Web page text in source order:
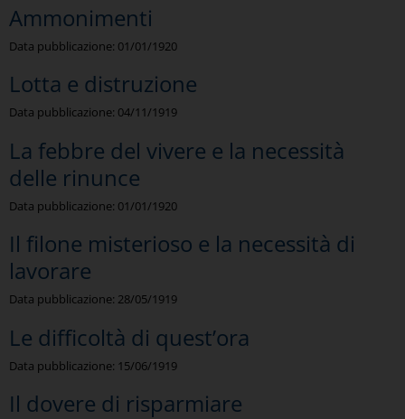
Ammonimenti
Data pubblicazione: 01/01/1920
Lotta e distruzione
Data pubblicazione: 04/11/1919
La febbre del vivere e la necessità
delle rinunce
Data pubblicazione: 01/01/1920
Il filone misterioso e la necessità di
lavorare
Data pubblicazione: 28/05/1919
Le difficoltà di quest’ora
Data pubblicazione: 15/06/1919
Il dovere di risparmiare